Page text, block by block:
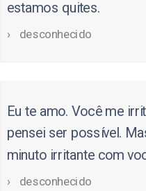
estamos quites.
desconhecido
Eu te amo. Você me
pensei ser possível.
minuto irritante com
desconhecido